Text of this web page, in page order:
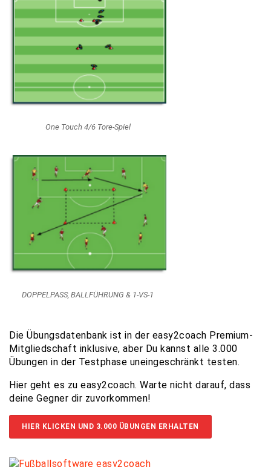
One Touch 4/6 Tore-Spiel
DOPPELPASS, BALLFÜHRUNG & 1-VS-1
Die Übungsdatenbank ist in der easy2coach Premium-
Mitgliedschaft inklusive, aber Du kannst alle 3.000
Übungen in der Testphase uneingeschränkt testen.
Hier geht es zu easy2coach. Warte nicht darauf, dass
deine Gegner dir zuvorkommen!
HIER KLICKEN UND 3.000 ÜBUNGEN ERHALTEN